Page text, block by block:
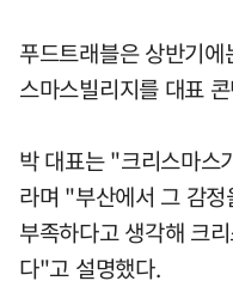
푸드트래블은 상반기
스마스빌리지를 대표
박 대표는 "크리스마스
라며 "부산에서 그 감
부족하다고 생각해 크
다"고 설명했다.